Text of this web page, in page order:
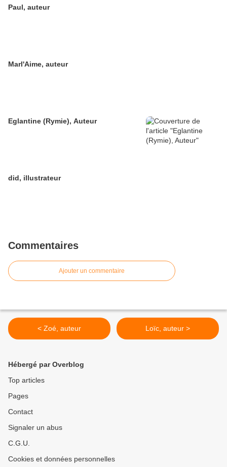
Paul, auteur
Marl'Aime, auteur
Eglantine (Rymie), Auteur
did, illustrateur
Commentaires
Ajouter un commentaire
< Zoé, auteur Loïc, auteur >
Hébergé par Overblog
Top articles
Pages
Contact
Signaler un abus
C.G.U.
Cookies et données personnelles